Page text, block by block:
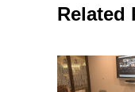
Related